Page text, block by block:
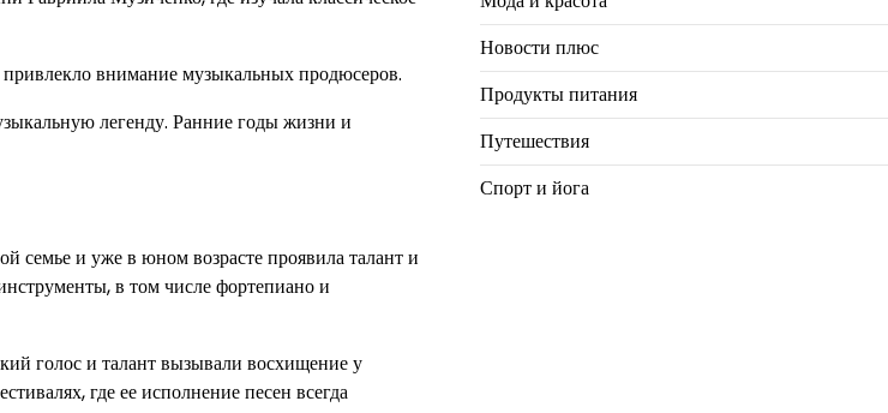
внимание музыкальных продюсеров.
легенду. Ранние годы жизни и
семье и уже в юном возрасте проявила талант и
в том числе фортепиано и
голос и талант вызывали восхищение у
где ее исполнение песен всегда
Новости плюс
Продукты питания
Путешествия
Спорт и йога